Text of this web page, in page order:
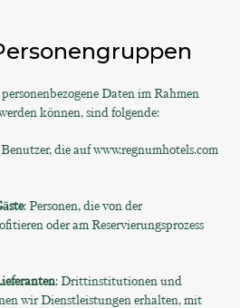
Daten im Rahmen
können, sind folgende:
die auf www.regnumhotels.com
: Personen, die von der
oder am Reservierungsprozess
: Drittinstitutionen und
wir Dienstleistungen erhalten, mit